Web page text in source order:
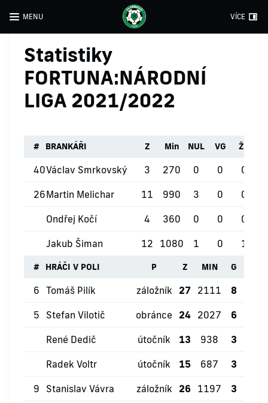
MENU VÍCE
Statistiky
FORTUNA:NÁRODNÍ
LIGA 2021/2022
# BRANKÁŘI Z Min NUL VG ŽK
40Václav Smrkovský 3 270 0 0 0
26Martin Melichar 11 990 3 0 0
Ondřej Kočí 4 360 0 0 0
Jakub Šiman 12 1080 1 0 1
# HRÁČI V POLI P Z MIN G
6 Tomáš Pilík záložník 27 2111 8
5 Stefan Vilotič obránce 24 2027 6
René Dedič útočník 13 938 3
Radek Voltr útočník 15 687 3
9 Stanislav Vávra záložník 26 1197 3